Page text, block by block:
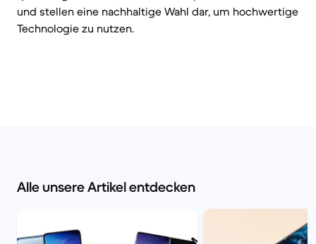
und stellen eine nachhaltige Wahl dar, um hochwertige
Technologie zu nutzen.
Alle unsere Artikel entdecken